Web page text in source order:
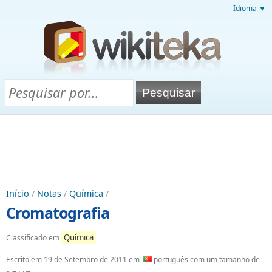
Idioma ▼
Início / Notas / Química /
Cromatografia
Classificado em Química
Escrito em 19 de Setembro de 2011 em
português com um tamanho de